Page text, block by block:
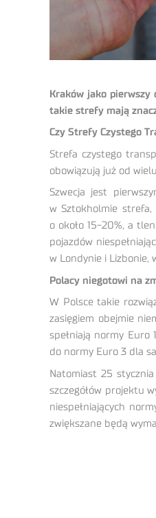
Kraków jako pierwszy
takie strefy mają
Czy Strefy Czystego
Strefa czystego
obowiązują już od
Szwecja jest
w Sztokholmie strefa,
o około 15-20%, a
pojazdów
w Londynie i Lizbonie,
Polacy niegotowi na
W Polsce takie
zasięgiem obejmie
spełniają normy
do normy Euro 3 dla
Natomiast 25
szczegółów projektu
niespełniających
zwiększane będą